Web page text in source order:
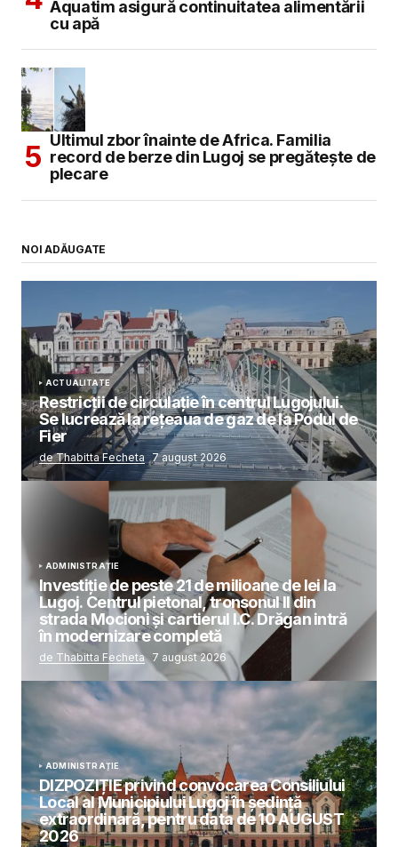
Aquatim asigură continuitatea alimentării
cu apă
Ultimul zbor înainte de Africa. Familia
record de berze din Lugoj se pregătește de
plecare
NOI ADĂUGATE
ACTUALITATE
Restricții de circulație în centrul Lugojului.
Se lucrează la rețeaua de gaz de la Podul de
Fier
de Thabitta Fecheta 7 august 2026
ADMINISTRAȚIE
Investiție de peste 21 de milioane de lei la
Lugoj. Centrul pietonal, tronsonul II din
strada Mocioni și cartierul I.C. Drăgan intră
în modernizare completă
de Thabitta Fecheta 7 august 2026
ADMINISTRAȚIE
DIZPOZIȚIE privind convocarea Consiliului
Local al Municipiului Lugoj în şedinţă
extraordinară, pentru data de 10 AUGUST
2026